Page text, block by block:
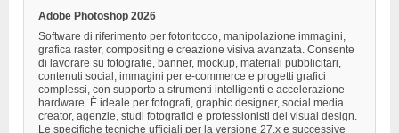
Adobe Photoshop 2026
Software di riferimento per fotoritocco, manipolazione immagini,
grafica raster, compositing e creazione visiva avanzata. Consente
di lavorare su fotografie, banner, mockup, materiali pubblicitari,
contenuti social, immagini per e-commerce e progetti grafici
complessi, con supporto a strumenti intelligenti e accelerazione
hardware. È ideale per fotografi, graphic designer, social media
creator, agenzie, studi fotografici e professionisti del visual design.
Le specifiche tecniche ufficiali per la versione 27.x e successive